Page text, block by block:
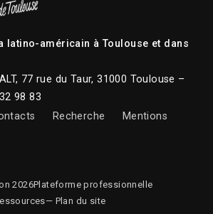
latino-américain à Toulouse et dans
77 rue du Taur, 31000 Toulouse –
98 83
Recherche
Mentions
2026Plateforme professionnelle
— Plan du site